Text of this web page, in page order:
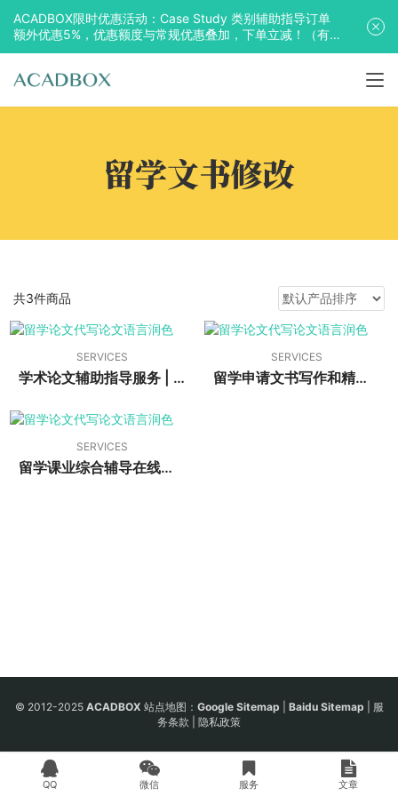
留学文书修改
共3件商品
SERVICES
学术论文辅助指导服务 | Academic Essay Assistance Services
SERVICES
留学申请文书写作和精修提升服务在线委托页面 | Application Essay Writing & Polishing Services
SERVICES
留学课业综合辅导在线委托页面 | Academic Comprehensive Counseling Services
© 2012-2025 ACADBOX 站点地图： Google Sitemap Baidu Sitemap
服
务条款
隐私政策
QQ 微信 服务 文章
ACADBOX限时优惠活动：Case Study 类别辅助指导订单
额外优惠5%，优惠额度与常规优惠叠加，下单立减！（有
效期至2025年10月31日）